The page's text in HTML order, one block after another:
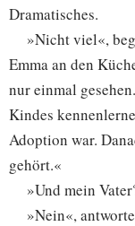
Dramatisches.
»Nicht viel«,
Emma an den
nur einmal
Kindes
Adoption war.
gehört.«
»Und mein
»Nein«,